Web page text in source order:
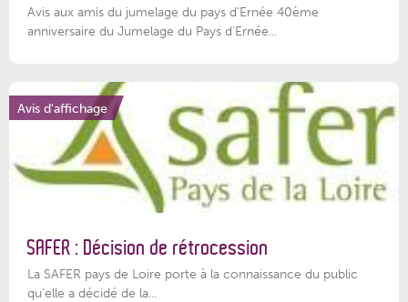
Avis aux amis du jumelage du pays d'Ernée 40ème
anniversaire du Jumelage du Pays d'Ernée...
Avis d'affichage
SAFER : Décision de rétrocession
La SAFER pays de Loire porte à la connaissance du public
qu’elle a décidé de la...